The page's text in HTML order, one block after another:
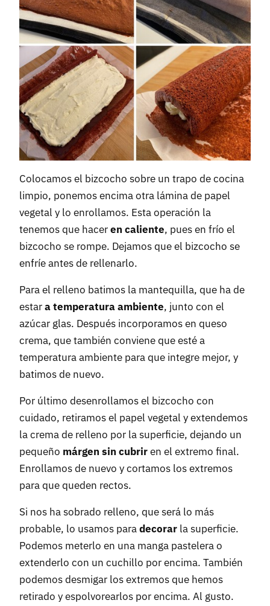
Colocamos el bizcocho sobre un trapo de cocina
limpio, ponemos encima otra lámina de papel
vegetal y lo enrollamos. Esta operación la
tenemos que haceren caliente, pues en frío el
bizcocho se rompe. Dejamos que el bizcocho se
enfríe antes de rellenarlo.
Para el relleno batimos la mantequilla, que ha de
estara temperatura ambiente, junto con el
azúcar glas. Después incorporamos en queso
crema, que también conviene que esté a
temperatura ambiente para que integre mejor, y
batimos de nuevo.
Por último desenrollamos el bizcocho con
cuidado, retiramos el papel vegetal y extendemos
la crema de relleno por la superficie, dejando un
pequeño márgen sin cubriren el extremo final.
Enrollamos de nuevo y cortamos los extremos
para que queden rectos.
Si nos ha sobrado relleno, que será lo más
probable, lo usamos paradecorar la superficie.
Podemos meterlo en una manga pastelera o
extenderlo con un cuchillo por encima. También
podemos desmigar los extremos que hemos
retirado y espolvorearlos por encima. Al gusto.